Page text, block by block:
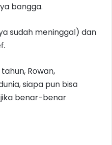
bangga.
sudah meninggal) dan
Rowan,
siapa pun bisa
jika benar-benar